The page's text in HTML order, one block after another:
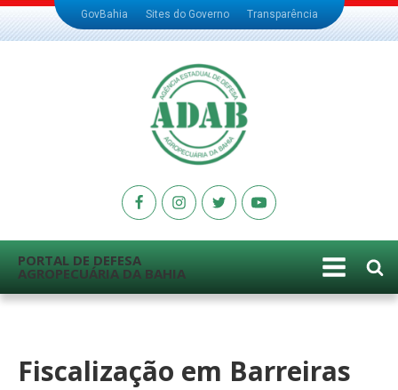
GovBahia Sites do Governo Transparência
PORTAL DE DEFESA
AGROPECUÁRIA DA BAHIA
Fiscalização em Barreiras